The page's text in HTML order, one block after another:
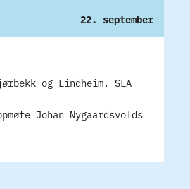
22. september
og Lindheim, SLA
Johan Nygaardsvolds